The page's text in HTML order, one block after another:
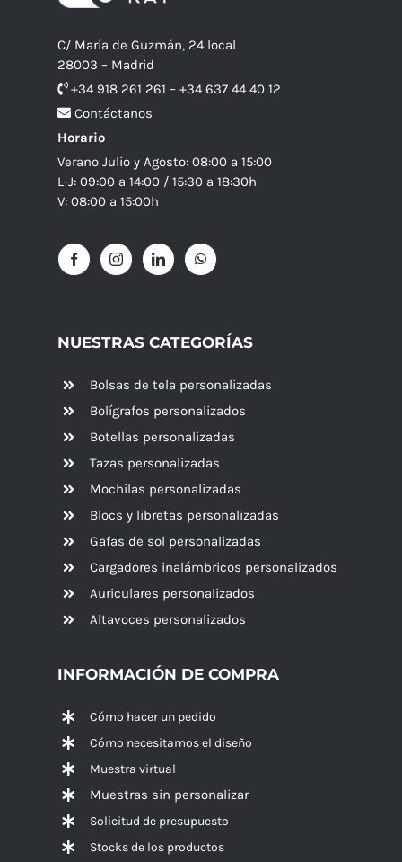
C/ María de Guzmán, 24 local
28003 – Madrid
+34 918 261 261 – +34 637 44 40 12
Contáctanos
Horario
Verano Julio y Agosto: 08:00 a 15:00
L-J: 09:00 a 14:00 / 15:30 a 18:30h
V: 08:00 a 15:00h
NUESTRAS CATEGORÍAS
Bolsas de tela personalizadas
Bolígrafos personalizados
Botellas personalizadas
Tazas personalizadas
Mochilas personalizadas
Blocs y libretas personalizadas
Gafas de sol personalizadas
Cargadores inalámbricos personalizados
Auriculares personalizados
Altavoces personalizados
INFORMACIÓN DE COMPRA
Cómo hacer un pedido
Cómo necesitamos el diseño
Muestra virtual
Muestras sin personalizar
Solicitud de presupuesto
Stocks de los productos